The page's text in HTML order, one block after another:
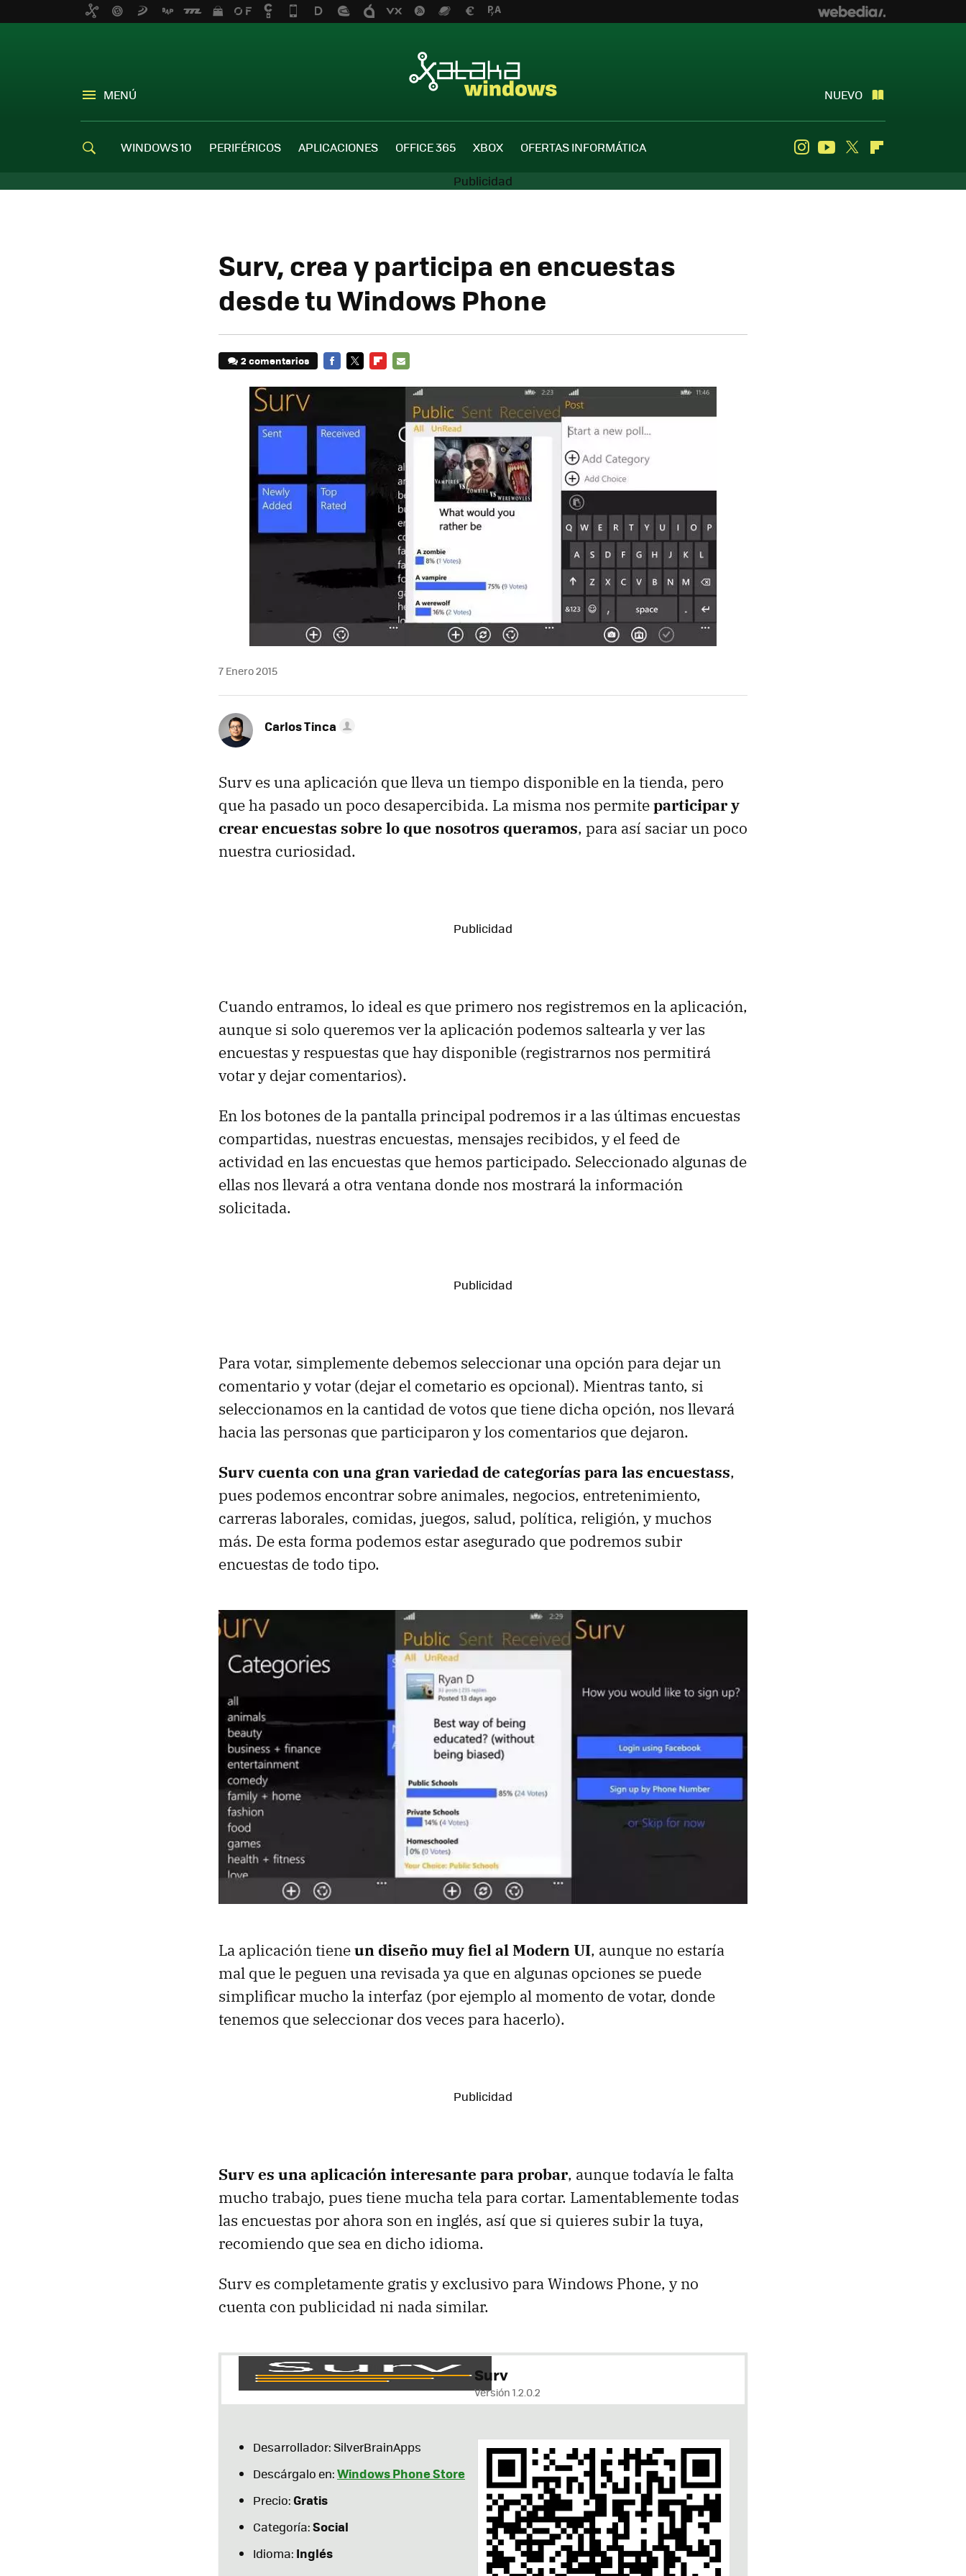
MENÚ NUEVO
WINDOWS 10 PERIFÉRICOS APLICACIONES OFFICE 365 XBOX OFERTAS INFORMÁTICA InstagramYoutube
Twitter
Surv, crea y participa en encuestas
desde tu Windows Phone
2 comentarios
MAIL
7 Enero 2015
Carlos Tinca
Surv es una aplicación que lleva un tiempo disponible en la tienda, pero
que ha pasado un poco desapercibida. La misma nos permiteparticipar y
crear encuestas sobre lo que nosotros queramos, para así saciar un poco
nuestra curiosidad.
Cuando entramos, lo ideal es que primero nos registremos en la aplicación,
aunque si solo queremos ver la aplicación podemos saltearla y ver las
encuestas y respuestas que hay disponible (registrarnos nos permitirá
votar y dejar comentarios).
En los botones de la pantalla principal podremos ir a las últimas encuestas
compartidas, nuestras encuestas, mensajes recibidos, y el feed de
actividad en las encuestas que hemos participado. Seleccionado algunas de
ellas nos llevará a otra ventana donde nos mostrará la información
solicitada.
Para votar, simplemente debemos seleccionar una opción para dejar un
comentario y votar (dejar el cometario es opcional). Mientras tanto, si
seleccionamos en la cantidad de votos que tiene dicha opción, nos llevará
hacia las personas que participaron y los comentarios que dejaron.
Surv cuenta con una gran variedad de categorías para las encuestass,
pues podemos encontrar sobre animales, negocios, entretenimiento,
carreras laborales, comidas, juegos, salud, política, religión, y muchos
más. De esta forma podemos estar asegurado que podremos subir
encuestas de todo tipo.
La aplicación tieneun diseño muy fiel al Modern UI, aunque no estaría
mal que le peguen una revisada ya que en algunas opciones se puede
simplificar mucho la interfaz (por ejemplo al momento de votar, donde
tenemos que seleccionar dos veces para hacerlo).
Surv es una aplicación interesante para probar, aunque todavía le falta
mucho trabajo, pues tiene mucha tela para cortar. Lamentablemente todas
las encuestas por ahora son en inglés, así que si quieres subir la tuya,
recomiendo que sea en dicho idioma.
Surv es completamente gratis y exclusivo para Windows Phone, y no
cuenta con publicidad ni nada similar.
Surv
Versión 1.2.0.2
Desarrollador: SilverBrainApps
Descárgalo en:Windows Phone Store
Precio:Gratis
Categoría:Social
Idioma: Inglés